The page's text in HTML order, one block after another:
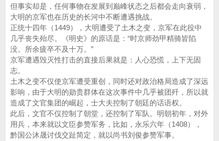
但事实却是，任何事物在发展到巅峰状态之后都会走向衰弱，
大明的京军也在历史的长河中不断遭遇挑战。
正统十四年（1449），大明遭受了土木之变，京军在此役中
几乎丧失殆尽。《明史》的原话是：“时京师劲甲精骑皆陷
没。所余疲卒不及十万。”
京军遭遇毁灭性打击的直接后果就是：人心恐慌，上下无固
志。
土木之变不仅使京军遭受重创，同时还对政治格局造成了深远
影响，由于大明的勋贵群体在这次事件中几乎被团歼，所以就
造成了文官集团的崛起，士大夫控制了朝廷的话语权。
此后，文官不仅控制了朝堂，还控制了军队。明朝初年，对外
用兵，本来就以文臣参赞军务，比如，永乐六年（1408），
黔国公沐晟讨伐交趾简定，就以尚书刘俊参赞军事。